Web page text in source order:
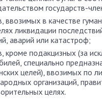
государств-
ввозимых в качестве
ликвидации
аварий или катастроф;
кроме подакцизных (за
специально
целей), ввозимых по
организаций,
целях.